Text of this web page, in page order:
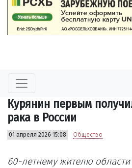
Курянин первым
рака в России
01 апреля 2026 15:08 Общество
60-летнему жителю